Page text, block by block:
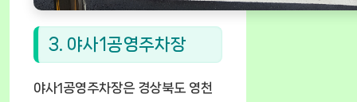
3. 야사1공영주차장
야사1공영주차장은 경상북도 영천